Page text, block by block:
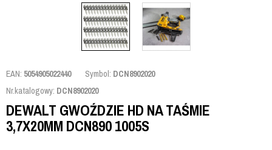
EAN: 5054905022440 Symbol: DCN8902020
Nr.katalogowy: DCN8902020
DEWALT GWOŹDZIE HD NA TAŚMIE
3,7X20MM DCN890 1005S